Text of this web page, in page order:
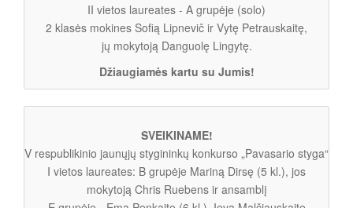
II vietos laureates - A grupėje (solo)
2 klasės mokines Sofią Lipnevič ir Vytę Petrauskaitę,
jų mokytoją Danguolę Lingytę.
Džiaugiamės kartu su Jumis!
SVEIKINAME!
V respublikinio jaunųjų stygininkų konkurso „Pavasario styga“
I vietos laureates: B grupėje Mariną Dirsę (5 kl.), jos
mokytoją Chris Ruebens ir ansamblį